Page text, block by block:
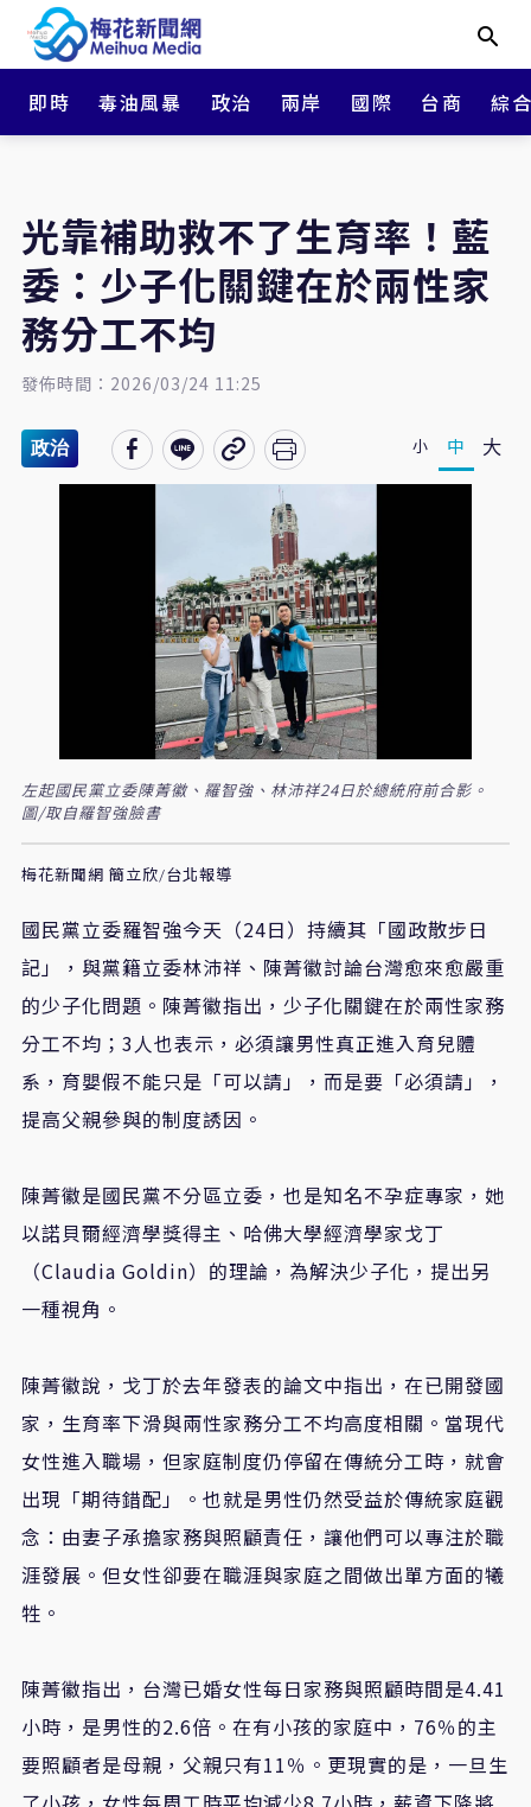
即時 毒油風暴 政治 兩岸 國際 台商 綜
光靠補助救不了生育率！藍
委：少子化關鍵在於兩性家
務分工不均
發佈時間：2026/03/24 11:25
政治 小 中 大
左起國民黨立委陳菁徽、羅智強、林沛祥24日於總統府前合影。
圖/取自羅智強臉書
梅花新聞網 簡立欣/台北報導
國民黨立委羅智強今天 （24日）持續其「國政散步日
記」， 與黨籍立委林沛祥 、 陳菁徽討論台灣愈來愈嚴重
的少子化問題。陳菁徽指出 ，少子化關鍵在於兩性家務
分工不均 ；3人也表示， 必須讓男性真正進入育兒體
系 ， 育嬰假不能只是「可以請」，而是要「必須請」，
提高父親參與的制度誘因。
陳菁徽是國民黨不分區立委 ，也是知名不孕症專家 ，她
以諾貝爾經濟學獎得主、哈佛大學經濟學家戈丁
（Claudia Goldin）的理論，為解決少子化，提出另
一種視角。
陳菁徽說 ， 戈丁於去年發表的論文中指出，在已開發國
家，生育率下滑與兩性家務分工不均高度相關。當現代
女性進入職場，但家庭制度仍停留在傳統分工時，就會
出現「期待錯配」。也就是男性仍然受益於傳統家庭觀
念 ： 由妻子承擔家務與照顧責任，讓他們可以專注於職
涯發展。但女性卻要在職涯與家庭之間做出單方面的犧
牲。
陳菁徽指出 ， 台灣已婚女性每日家務與照顧時間是4.41
小時，是男性的2.6倍。在有小孩的家庭中， 76％的主
要照顧者是母親，父親只有11％ 。更現實的是，一旦生